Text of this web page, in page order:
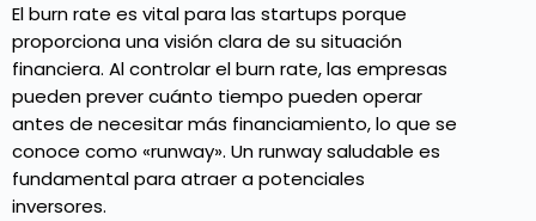
El burn rate es vital para las startups porque
proporciona una visión clara de su situación
financiera. Al controlar el burn rate, las empresas
pueden prever cuánto tiempo pueden operar
antes de necesitar más financiamiento, lo que se
conoce como «runway». Un runway saludable es
fundamental para atraer a potenciales
inversores.